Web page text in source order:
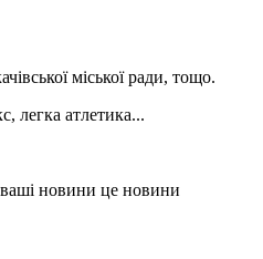
міської ради, тощо.
легка атлетика...
ваші новини це новини